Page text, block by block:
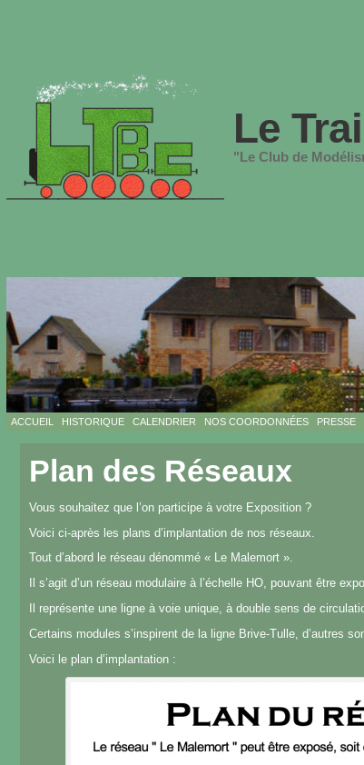
Le
"Le Club de
ACCUEIL HISTORIQUE CALENDRIER NOS COORDONNÉES PRESSE
Plan des Réseaux
Vous souhaitez que l’on participe à votre Exposition ?
Voici ci-après les plans d’implantation de nos réseaux.
Tout d’abord le réseau dénommé « Le Malemort ».
Il s’agit d’un réseau modulaire à l’échelle HO, pouvant être
Il représente une ligne à voie unique, à double sens de
Certains modules s’inspirent de la ligne Brive-Tulle, d’autres
Voici le plan d’implantation :